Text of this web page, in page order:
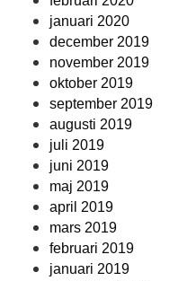
januari 2020
december 2019
november 2019
oktober 2019
september 2019
augusti 2019
juli 2019
juni 2019
maj 2019
april 2019
mars 2019
februari 2019
januari 2019